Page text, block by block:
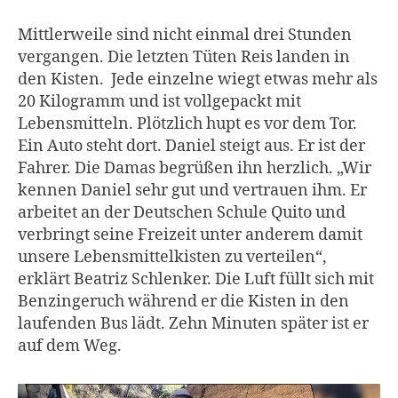
Mittlerweile sind nicht einmal drei Stunden
vergangen. Die letzten Tüten Reis landen in
den Kisten. Jede einzelne wiegt etwas mehr als
20 Kilogramm und ist vollgepackt mit
Lebensmitteln. Plötzlich hupt es vor dem Tor.
Ein Auto steht dort. Daniel steigt aus. Er ist der
Fahrer. Die Damas begrüßen ihn herzlich. „Wir
kennen Daniel sehr gut und vertrauen ihm. Er
arbeitet an der Deutschen Schule Quito und
verbringt seine Freizeit unter anderem damit
unsere Lebensmittelkisten zu verteilen“,
erklärt Beatriz Schlenker. Die Luft füllt sich mit
Benzingeruch während er die Kisten in den
laufenden Bus lädt. Zehn Minuten später ist er
auf dem Weg.